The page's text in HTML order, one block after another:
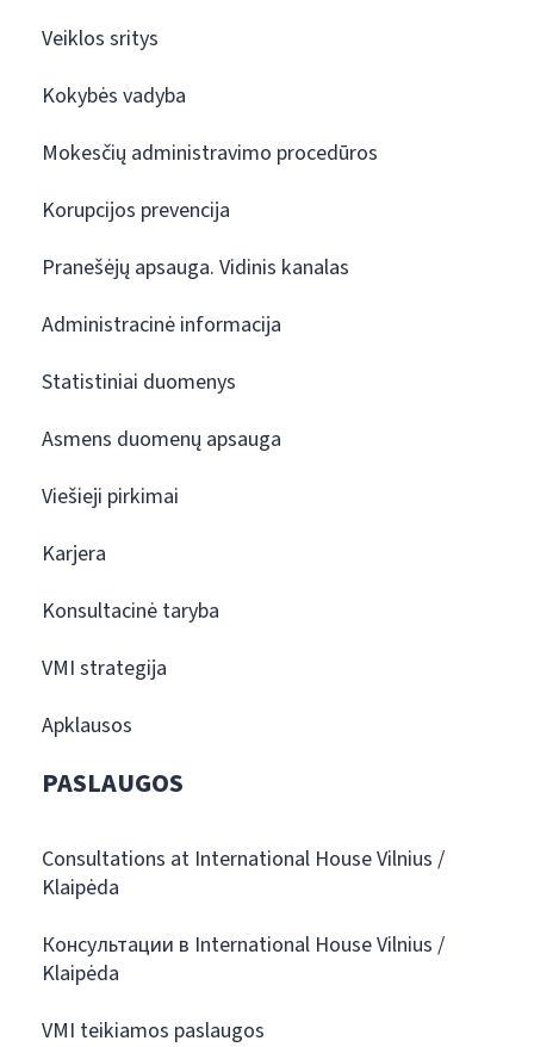
Veiklos sritys
Kokybės vadyba
Mokesčių administravimo procedūros
Korupcijos prevencija
Pranešėjų apsauga. Vidinis kanalas
Administracinė informacija
Statistiniai duomenys
Asmens duomenų apsauga
Viešieji pirkimai
Karjera
Konsultacinė taryba
VMI strategija
Apklausos
PASLAUGOS
Consultations at International House Vilnius /
Klaipėda
Консультации в International House Vilnius /
Klaipėda
VMI teikiamos paslaugos